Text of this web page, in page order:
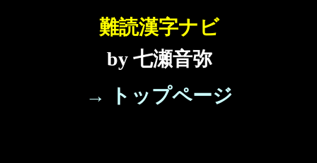
難読漢字ナビ
by 七瀬音弥
→ トップページ